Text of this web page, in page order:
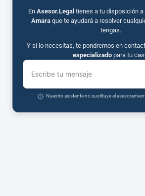
En Asesor.Legal tienes a tu disposición
Amaraque te ayudará a resolver
tengas.
Y si lo necesitas, te pondremos en
especializadopara tu
Escribe tu mensaje
Nuestro asistente no sustituye el